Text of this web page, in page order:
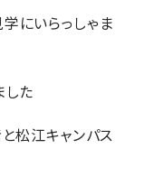
にいらっしゃま
た
松江キャンパス